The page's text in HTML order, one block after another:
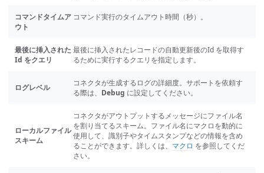
コマンドタイムア
ウト
コマンド実行のタイムアウト時間（秒）。
最後に挿入された
Id をクエリ
最後に挿入されたレコードの自動更新後のId を取得す
るために実行するクエリを指定します。
ログレベル
コネクタが生成するログの詳細度。サポートを依頼す
る際は、 Debug に設定してください。
ローカルファイル
スキーム
コネクタがアウトプットするメッセージにファイル名
を割り当てるスキーム。ファイル名にマクロを動的に
使用して、識別子やタイムスタンプなどの情報を含め
ることができます。詳しくは、 マクロ を参照してくだ
さい。